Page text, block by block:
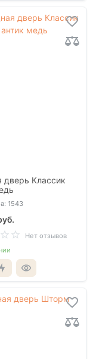
дверь Классик
1543
Нет отзывов